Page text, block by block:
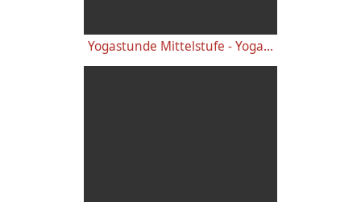
Yogastunde Mittelstufe - Yoga Vidya Grundreihe